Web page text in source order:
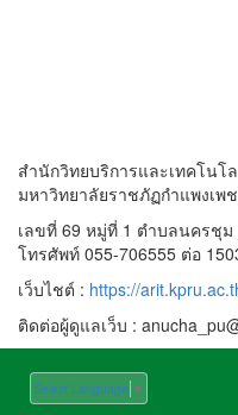
สำนักวิทยบริการและเทคโนโ
มหาวิทยาลัยราชภัฏกำแพงเพ
เลขที่ 69 หมู่ที่ 1 ตำบลนครชุม
โทรศัพท์ 055-706555 ต่อ
เว็บไชต์ : https://
ติดต่อผู้ดูแลเว็บ :
Select Language ▼